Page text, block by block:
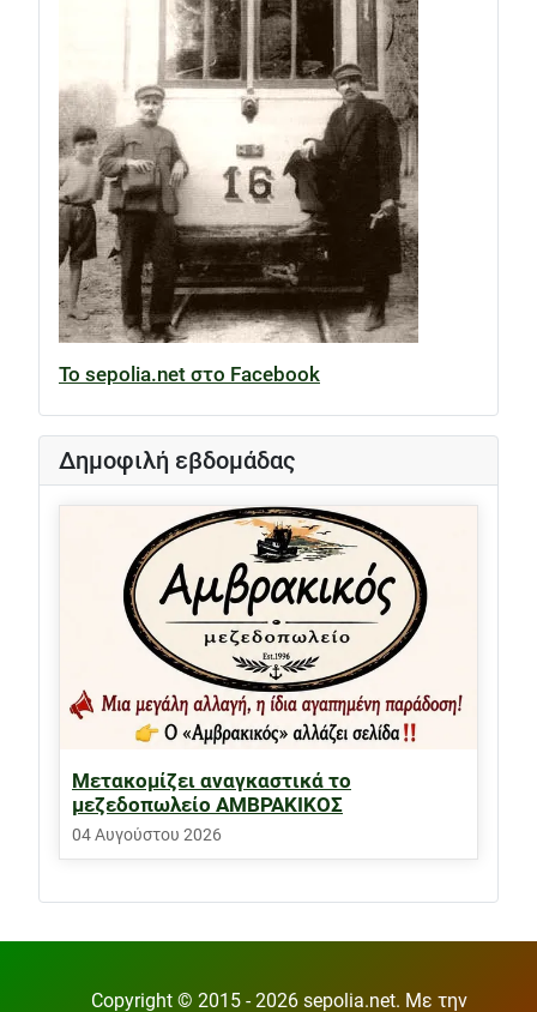
Το sepolia.net στο Facebook
Δημοφιλή εβδομάδας
Μετακομίζει αναγκαστικά το
μεζεδοπωλείο ΑΜΒΡΑΚΙΚΟΣ
04 Αυγούστου 2026
Copyright © 2015 - 2026 sepolia.net. Με την